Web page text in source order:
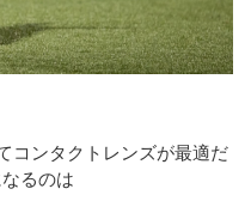
コンタクトレンズが最適だ
るのは